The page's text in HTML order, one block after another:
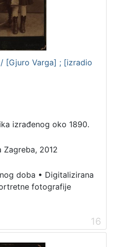
[Gjuro Varga] ; [izradio
izrađenog oko 1890.
Zagreba, 2012
doba • Digitalizirana
fotografije
16